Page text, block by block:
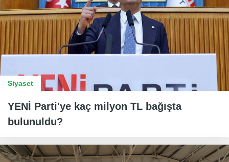
Siyaset
YENİ Parti'ye kaç milyon TL bağışta
bulunuldu?